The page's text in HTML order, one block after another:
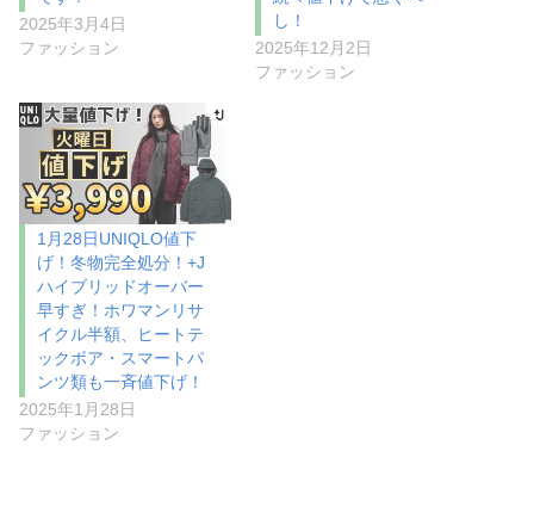
2025年3月4日
ファッション
し！
2025年12月2日
ファッション
1月28日UNIQLO値下
げ！冬物完全処分！+J
ハイブリッドオーバー
早すぎ！ホワマンリサ
イクル半額、ヒートテ
ックボア・スマートパ
ンツ類も一斉値下げ！
2025年1月28日
ファッション